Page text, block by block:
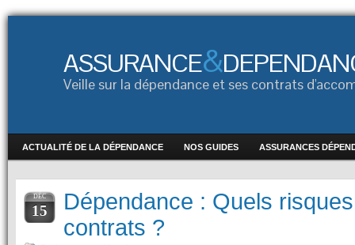
ASSURANCE&
Veille sur la dépendance et ses contrats
ACTUALITÉ DE LA DÉPENDANCE NOS GUIDES ASSURANCES
DÉC
15
Dépendance : Quels
contrats ?